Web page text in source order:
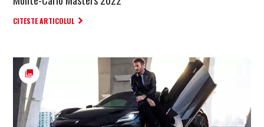
CITESTE ARTICOLUL